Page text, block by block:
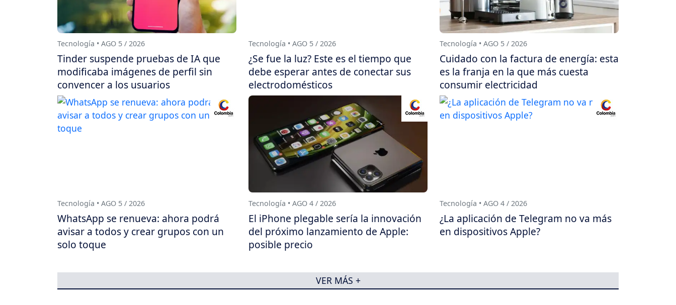
Tecnología • AGO 5 / 2026
Tinder suspende pruebas de IA que
modificaba imágenes de perfil sin
convencer a los usuarios
Tecnología • AGO 5 / 2026
¿Se fue la luz? Este es el tiempo que
debe esperar antes de conectar sus
electrodomésticos
Tecnología • AGO 5 / 2026
Cuidado con la factura de energía: esta
es la franja en la que más cuesta
consumir electricidad
Tecnología • AGO 5 / 2026
WhatsApp se renueva: ahora podrá
avisar a todos y crear grupos con un
solo toque
Tecnología • AGO 4 / 2026
El iPhone plegable sería la innovación
del próximo lanzamiento de Apple:
posible precio
Tecnología • AGO 4 / 2026
¿La aplicación de Telegram no va más
en dispositivos Apple?
VER MÁS +